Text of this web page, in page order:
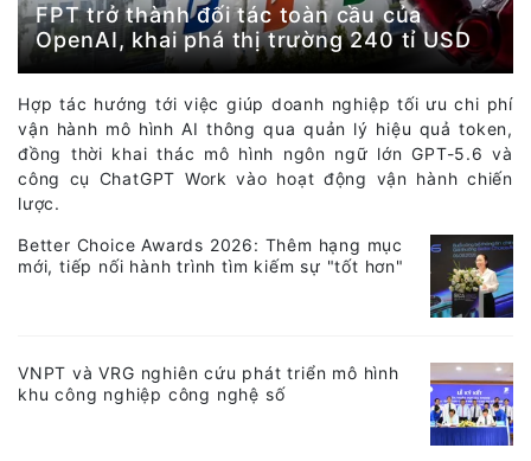
FPT trở thành đối tác toàn cầu của
OpenAI, khai phá thị trường 240 tỉ USD
Hợp tác hướng tới việc giúp doanh nghiệp tối ưu chi phí
vận hành mô hình AI thông qua quản lý hiệu quả token,
đồng thời khai thác mô hình ngôn ngữ lớn GPT-5.6 và
công cụ ChatGPT Work vào hoạt động vận hành chiến
lược.
Better Choice Awards 2026: Thêm hạng mục
mới, tiếp nối hành trình tìm kiếm sự "tốt hơn"
VNPT và VRG nghiên cứu phát triển mô hình
khu công nghiệp công nghệ số